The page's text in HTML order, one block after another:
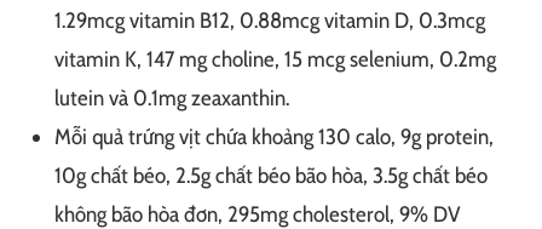
1.29mcg vitamin B12, 0.88mcg vitamin D, 0.3mcg
vitamin K, 147 mg choline, 15 mcg selenium, 0.2mg
lutein và 0.1mg zeaxanthin.
Mỗi quả trứng vịt chứa khoảng 130 calo, 9g protein,
10g chất béo, 2.5g chất béo bão hòa, 3.5g chất béo
không bão hòa đơn, 295mg cholesterol, 9% DV